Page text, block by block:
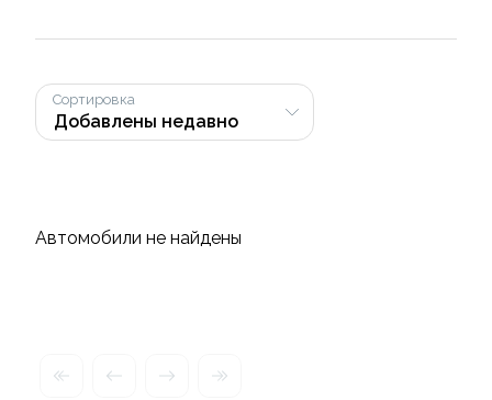
Сортировка
Автомобили не найдены